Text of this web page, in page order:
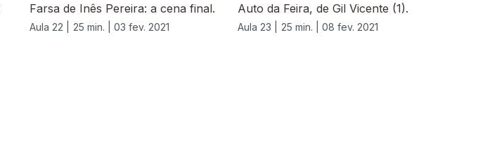
Farsa de Inês Pereira: a cena final.
Aula 22 | 25 min. | 03 fev. 2021
Auto da Feira, de Gil Vicente (1).
Aula 23 | 25 min. | 08 fev. 2021